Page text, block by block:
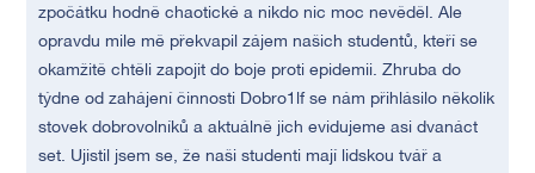
zpočátku hodně chaotické a nikdo nic moc nevěděl. Ale
opravdu mile mě překvapil zájem našich studentů, kteří se
okamžitě chtěli zapojit do boje proti epidemii. Zhruba do
týdne od zahájení činnosti Dobro1lf se nám přihlásilo několik
stovek dobrovolníků a aktuálně jich evidujeme asi dvanáct
set. Ujistil jsem se, že naši studenti mají lidskou tvář a